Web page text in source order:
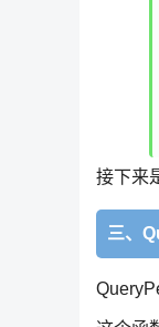
接下来
三、